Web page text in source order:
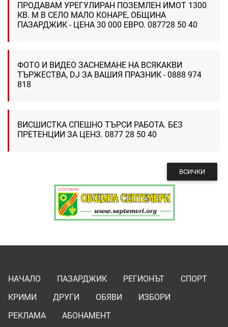
ПРОДАВАМ УРЕГУЛИРАН ПОЗЕМЛЕН ИМОТ 1300
КВ. М В СЕЛО МАЛО КОНАРЕ, ОБЩИНА
ПАЗАРДЖИК - ЦЕНА 30 000 ЕВРО. 087728 50 40
ФОТО И ВИДЕО ЗАСНЕМАНЕ НА ВСЯКАКВИ
ТЪРЖЕСТВА, DJ ЗА ВАШИЯ ПРАЗНИК - 0888 974
818
ВИСШИСТКА СПЕШНО ТЪРСИ РАБОТА. БЕЗ
ПРЕТЕНЦИИ ЗА ЦЕНЗ. 0877 28 50 40
ВСИЧКИ
НАЧАЛО ПАЗАРДЖИК РЕГИОНЪТ
СПОРТ
КРИМИ
ДРУГИ ОБЯВИ
ИЗБОРИ
РЕКЛАМА
АБОНАМЕНТ